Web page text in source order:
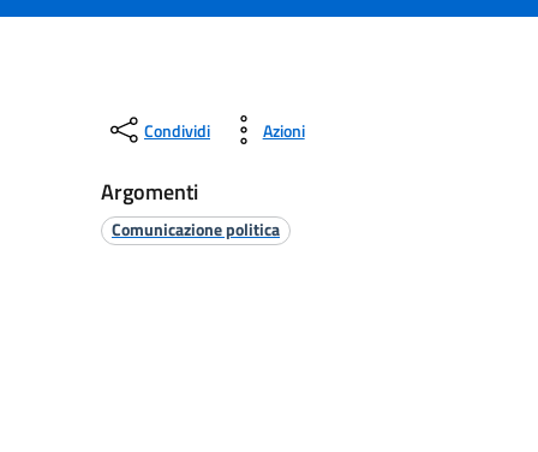
Condividi Azioni
Argomenti
Comunicazione politica